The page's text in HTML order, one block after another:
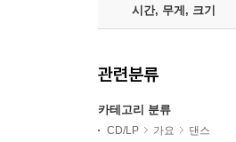
시간, 무게, 크기
관련분류
카테고리 분류
CD/LP 가요 댄스